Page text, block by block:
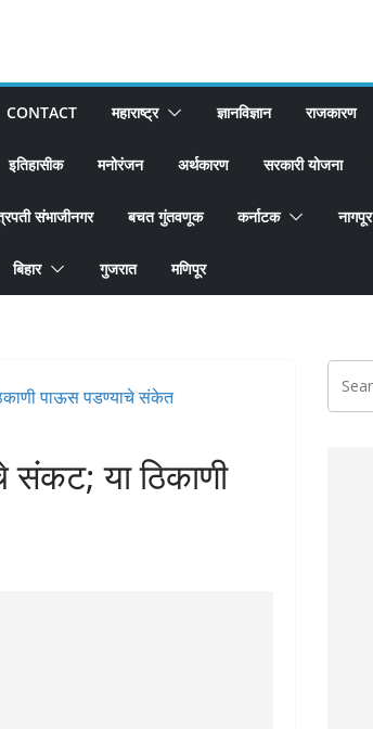
CONTACT महाराष्ट्र ज्ञानविज्ञान राजकारण
इतिहासीक मनोरंजन अर्थकारण सरकारी योजना
संभाजीनगर बचत गुंतवणूक कर्नाटक नागपूर
बिहार गुजरात मणिपूर
संकट; या ठिकाणी